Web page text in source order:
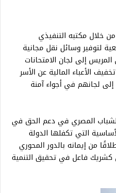
خلال مكتبه التنفيذي
لتوفير وسائل نقل مجانية
إلى لجان الامتحانات
الأعباء المالية عن الأسر
لجانهم في أجواء آمنة
المصري في دعم الحق في
التي تكفلها الدولة
من إيمانه بالدور المحوري
كشريك فاعل في تحقيق التنمية